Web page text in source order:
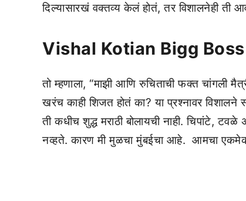
दिल्यासारखं वक्तव्य केलं होतं, तर विशालनेही
Vishal Kotian Bigg Boss
तो म्हणाला, “माझी आणि रुचिताची फक्त चांगली
खरंच काही शिजत होतं का? या प्रश्नावर विशालने
ती कधीच शुद्ध मराठी बोलायची नाही. चिपांटे,
नव्हते.कारण मी मुळचा मुंबईचा आहे. आमचा